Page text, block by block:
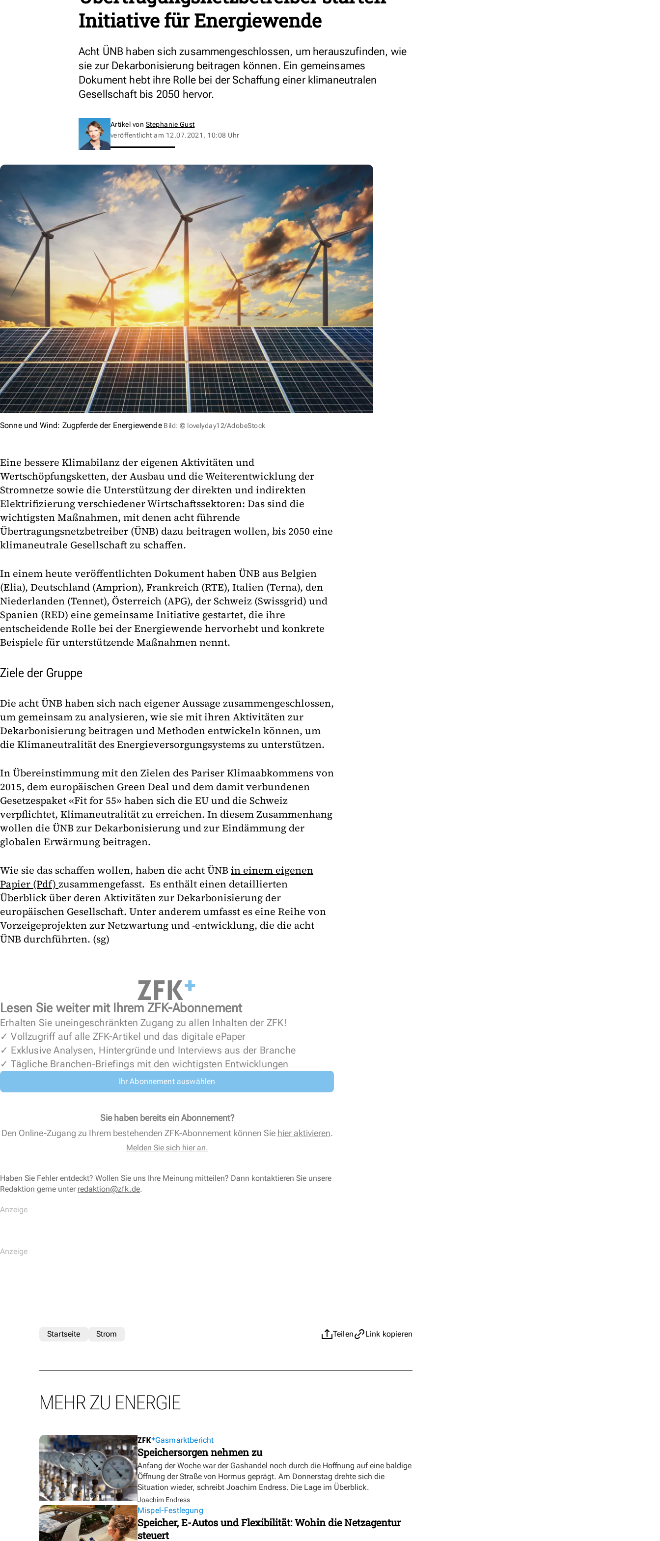
Initiative für Energiewende
Acht ÜNB haben sich zusammengeschlossen, um herauszufinden, wie
sie zur Dekarbonisierung beitragen können. Ein gemeinsames
Dokument hebt ihre Rolle bei der Schaffung einer klimaneutralen
Gesellschaft bis 2050 hervor.
Artikel von Stephanie Gust
veröffentlicht am 12.07.2021, 10:08 Uhr
Sonne und Wind: Zugpferde der Energiewende Bild: © lovelyday12/AdobeStock
Eine bessere Klimabilanz der eigenen Aktivitäten und
Wertschöpfungsketten, der Ausbau und die Weiterentwicklung der
Stromnetze sowie die Unterstützung der direkten und indirekten
Elektrifizierung verschiedener Wirtschaftssektoren: Das sind die
wichtigsten Maßnahmen, mit denen acht führende
Übertragungsnetzbetreiber (ÜNB) dazu beitragen wollen, bis 2050 eine
klimaneutrale Gesellschaft zu schaffen.
In einem heute veröffentlichten Dokument haben ÜNB aus Belgien
(Elia), Deutschland (Amprion), Frankreich (RTE), Italien (Terna), den
Niederlanden (Tennet), Österreich (APG), der Schweiz (Swissgrid) und
Spanien (RED) eine gemeinsame Initiative gestartet, die ihre
entscheidende Rolle bei der Energiewende hervorhebt und konkrete
Beispiele für unterstützende Maßnahmen nennt.
Ziele der Gruppe
Die acht ÜNB haben sich nach eigener Aussage zusammengeschlossen,
um gemeinsam zu analysieren, wie sie mit ihren Aktivitäten zur
Dekarbonisierung beitragen und Methoden entwickeln können, um
die Klimaneutralität des Energieversorgungsystems zu unterstützen.
In Übereinstimmung mit den Zielen des Pariser Klimaabkommens von
2015, dem europäischen Green Deal und dem damit verbundenen
Gesetzespaket «Fit for 55» haben sich die EU und die Schweiz
verpflichtet, Klimaneutralität zu erreichen. In diesem Zusammenhang
wollen die ÜNB zur Dekarbonisierung und zur Eindämmung der
globalen Erwärmung beitragen.
Wie sie das schaffen wollen, haben die acht ÜNBin einem eigenen
Papier (Pdf) zusammengefasst. Es enthält einen detaillierten
Überblick über deren Aktivitäten zur Dekarbonisierung der
europäischen Gesellschaft. Unter anderem umfasst es eine Reihe von
Vorzeigeprojekten zur Netzwartung und -entwicklung, die die acht
ÜNB durchführten. (sg)
Lesen Sie weiter mit Ihrem ZFK-Abonnement
Erhalten Sie uneingeschränkten Zugang zu allen Inhalten der ZFK!
✓ Vollzugriff auf alle ZFK-Artikel und das digitale ePaper
✓ Exklusive Analysen, Hintergründe und Interviews aus der Branche
✓ Tägliche Branchen-Briefings mit den wichtigsten Entwicklungen
Ihr Abonnement auswählen
Sie haben bereits ein Abonnement?
Den Online-Zugang zu Ihrem bestehenden ZFK-Abonnement können Sie hier aktivieren.
Melden Sie sich hier an.
Haben Sie Fehler entdeckt? Wollen Sie uns Ihre Meinung mitteilen? Dann kontaktieren Sie unsere
Redaktion gerne unter redaktion@zfk.de.
Teilen Link kopieren
Startseite Strom
MEHR ZU ENERGIE
Gasmarktbericht
Speichersorgen nehmen zu
Anfang der Woche war der Gashandel noch durch die Hoffnung auf eine baldige
Öffnung der Straße von Hormus geprägt. Am Donnerstag drehte sich die
Situation wieder, schreibt Joachim Endress. Die Lage im Überblick.
Joachim Endress
Mispel-Festlegung
Speicher, E-Autos und Flexibilität: Wohin die Netzagentur
steuert